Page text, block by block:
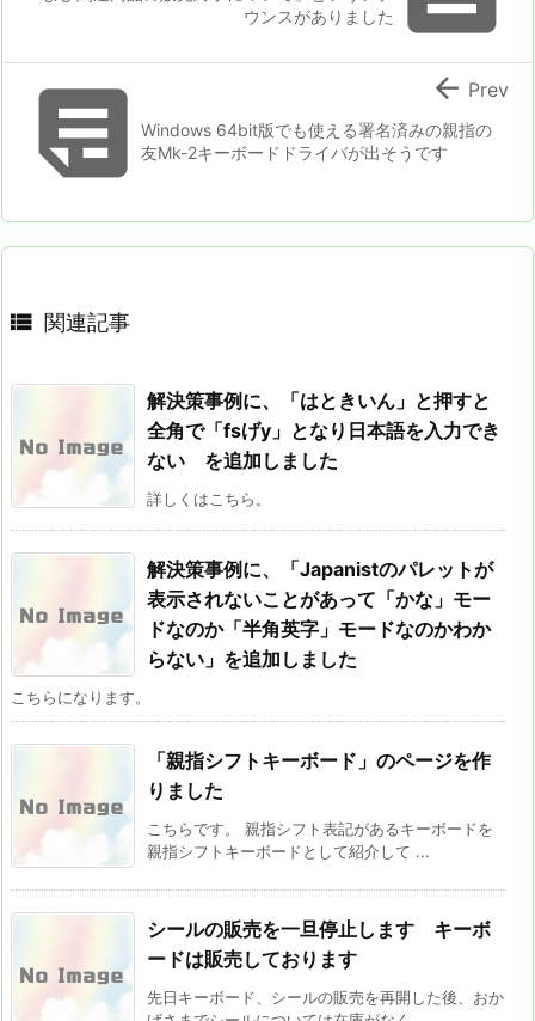
ウンスがありました
Windows 64bit版でも使える署名済みの親指の
友Mk-2キーボードドライバが出そうです
 Prev
 関連記事
解決策事例に、「はときいん」と押すと
全角で「fsげy」となり日本語を入力でき
ない を追加しました
詳しくはこちら。
解決策事例に、「Japanistのパレットが
表示されないことがあって「かな」モー
ドなのか「半角英字」モードなのかわか
らない」を追加しました
こちらになります。
「親指シフトキーボード」のページを作
りました
こちらです。 親指シフト表記があるキーボードを
親指シフトキーボードとして紹介して ...
シールの販売を一旦停止します キーボ
ードは販売しております
先日キーボード、シールの販売を再開した後、おか